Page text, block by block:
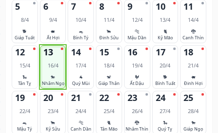
5
8/4
🐕
Giáp Tuất
6
9/4
🐖
Ất Hợi
7
10/4
🐀
Bính Tý
8
11/4
🐂
Đinh Sửu
9
12/4
🐅
Mậu Dần
10
13/4
🐈
Kỷ Mão
11
14/4
🐉
Canh Thìn
12
15/4
🐍
Tân Tỵ
13
16/4
🐎
Nhâm Ngọ
14
17/4
🐐
Quý Mùi
15
18/4
🐒
Giáp Thân
16
19/4
🐓
Ất Dậu
17
20/4
🐕
Bính Tuất
18
21/4
🐖
Đinh Hợi
19
22/4
🐀
Mậu Tý
20
23/4
🐂
Kỷ Sửu
21
24/4
🐅
Canh Dần
22
25/4
🐈
Tân Mão
23
26/4
🐉
Nhâm Thìn
24
27/4
🐍
Quý Tỵ
25
28/4
🐎
Giáp Ngọ